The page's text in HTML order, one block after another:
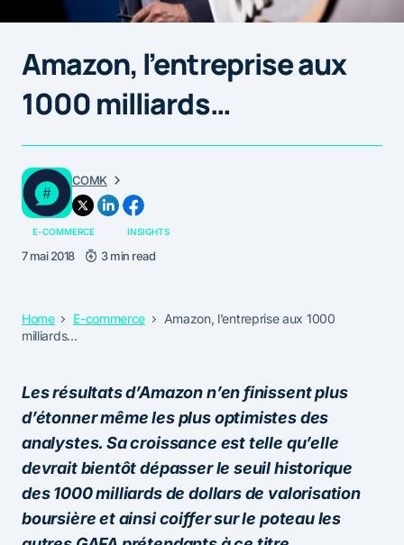
Amazon, l’entreprise aux
1000 milliards…
COMK
E-COMMERCE INSIGHTS
7 mai 2018 3 min read
Home E-commerce
Amazon, l’entreprise aux 1000
milliards…
Les résultats d’Amazon n’en finissent plus
d’étonner même les plus optimistes des
analystes. Sa croissance est telle qu’elle
devrait bientôt dépasser le seuil historique
des 1000 milliards de dollars de valorisation
boursière et ainsi coiffer sur le poteau les